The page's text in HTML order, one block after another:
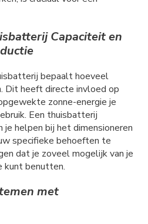
Capaciteit en
bepaalt hoeveel
Dit heeft directe invloed op
zonne-energie je
Een thuisbatterij
helpen bij het dimensioneren
specifieke behoeften te
dat je zoveel mogelijk van je
kunt benutten.
met